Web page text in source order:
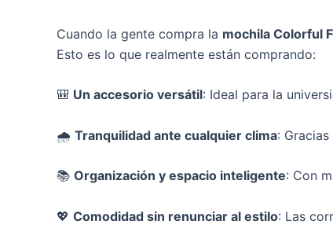
Cuando la gente compra la mochila Colorful
Esto es lo que realmente están comprando:
🎒 Un accesorio versátil: Ideal para la
🌧 Tranquilidad ante cualquier clima: Gracias
📚 Organización y espacio inteligente: Con
💖 Comodidad sin renunciar al estilo: Las